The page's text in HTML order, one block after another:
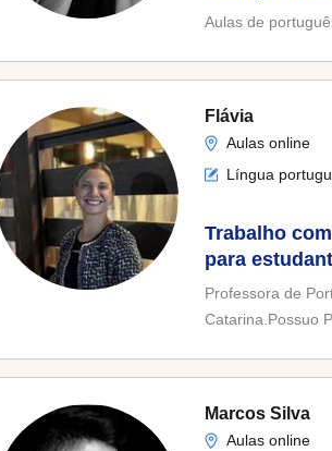
Aulas de
Flávia
Aulas online
Língua
Trabalho
para
e LP para
Professora de
Catarina.Possuo
Marcos Silva
Aulas online